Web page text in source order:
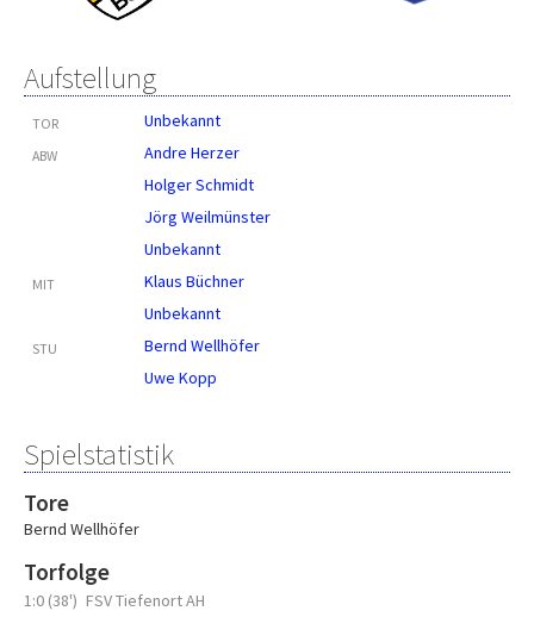
Aufstellung
TOR Unbekannt
ABW
Andre Herzer
Holger Schmidt
Jörg Weilmünster
Unbekannt
MIT
Klaus Büchner
Unbekannt
STU
Bernd Wellhöfer
Uwe Kopp
Spielstatistik
Tore
Bernd Wellhöfer
Torfolge
1:0 (38') FSV Tiefenort AH